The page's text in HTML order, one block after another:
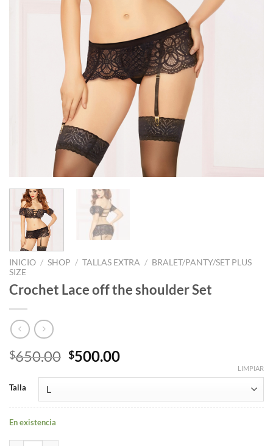
INICIO / SHOP / TALLAS EXTRA / BRALET/PANTY/SET PLUS
SIZE
Crochet Lace off the shoulder Set
$650.00 Original
$650.00.
$500.00Current
$500.00.
Talla
LIMPIAR
En existencia